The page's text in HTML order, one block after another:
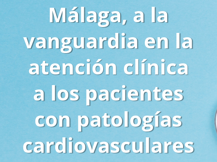
Málaga, a la
vanguardia en la
atención clínica
a los pacientes
con patologías
cardiovasculares